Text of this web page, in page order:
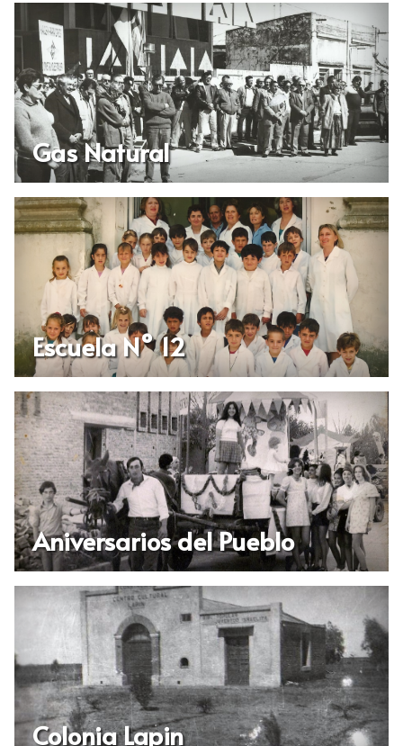
Gas Natural
Escuela N° 12
Aniversarios del Pueblo
Colonia Lapin